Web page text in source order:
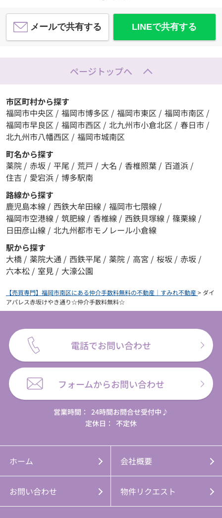
メールで共有する LINEで共有する
ページトップへ
市区町村から探す
福岡市中央区 / 福岡市博多区 / 福岡市東区 / 福岡市南区 /
福岡市早良区 / 福岡市西区 / 北九州市小倉北区 / 春日市 /
北九州市八幡西区 / 福岡市城南区
町名から探す
薬院 / 赤坂 / 平尾 / 荒戸 / 大名 / 香椎照葉 / 百道浜 /
住吉 / 愛宕浜 / 博多駅南
路線から探す
鹿児島本線 / 西鉄大牟田線 / 福岡市七隈線 /
福岡市空港線 / 筑肥線 / 香椎線 / 西鉄貝塚線 / 篠栗線 /
日田彦山線 / 北九州都市モノレール小倉線
駅から探す
大橋 / 薬院大通 / 西鉄平尾 / 薬院 / 高宮 / 桜坂 / 赤坂 /
六本松 / 室見 / 大濠公園
【売買専門】福岡市南区にある仲介手数料無料の不動産｜すみれ不動産> ダイ
アパレス赤坂けやき通り☆仲介手数料無料☆
電話でお問い合わせ
フォームからお問い合わせ
営業時間： 24時間お問合せ受付中♪
定休日：
不定休
ホーム 会社概要
お問い合わせ 物件リクエスト